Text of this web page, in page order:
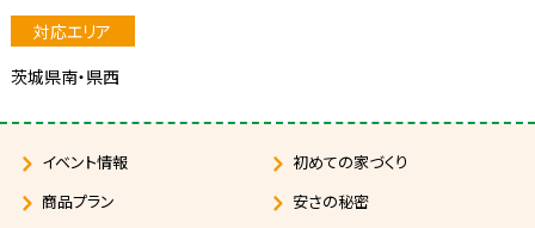
茨城県南・県西
イベント情報
商品プラン
初めての家づくり
安さの秘密